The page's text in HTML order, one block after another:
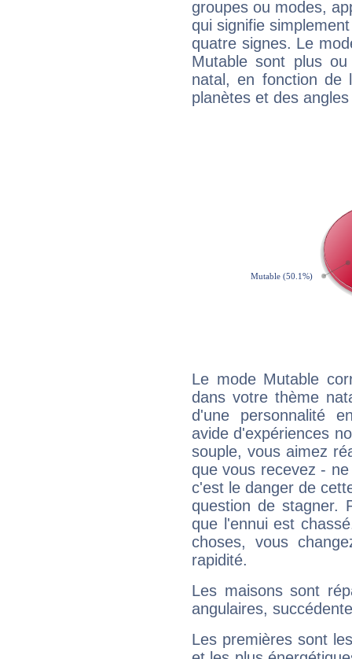
groupes ou modes,
qui signifie
quatre signes. Le
Mutable sont plus
natal, en fonction de
planètes et des
Le mode Mutable
dans votre thème
d'une personnalité
avide d'expériences
souple, vous aimez
que vous recevez -
c'est le danger de
question de stagner.
que l'ennui est
choses, vous
rapidité.
Les maisons sont
angulaires,
Les premières sont